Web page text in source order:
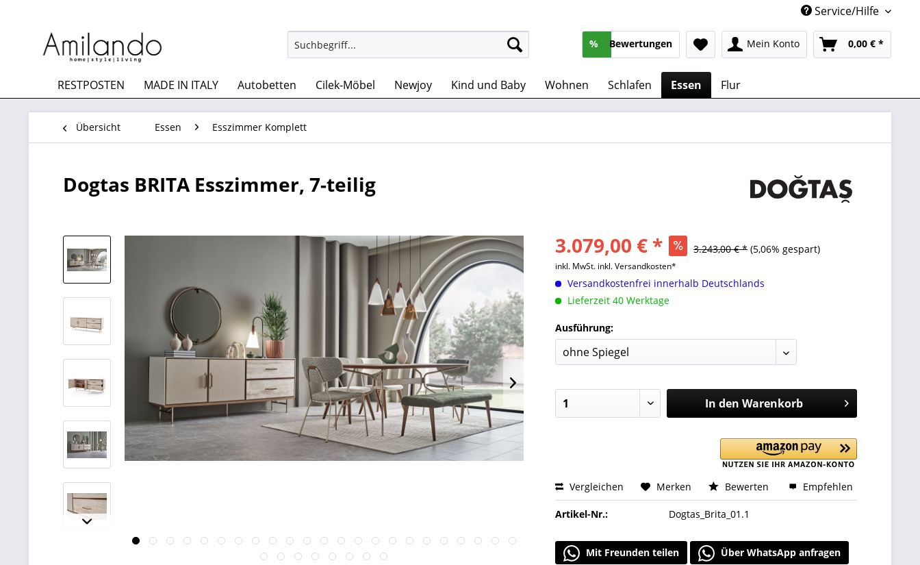
Service/Hilfe
% Bewertungen Mein Konto 0,00 € *
RESTPOSTEN MADE IN ITALY Autobetten Cilek-Möbel Newjoy Kind und Baby Wohnen Schlafen Essen Flur
Übersicht Essen Esszimmer Komplett
Dogtas BRITA Esszimmer, 7-teilig
3.079,00 € * 3.243,00 € * (5,06% gespart)
inkl. MwSt. inkl. Versandkosten*
Versandkostenfrei innerhalb Deutschlands
Lieferzeit 40 Werktage
Ausführung:
In den Warenkorb
Vergleichen Merken Bewerten Empfehlen
Artikel-Nr.: Dogtas_Brita_01.1
Mit Freunden teilen Über WhatsApp anfragen